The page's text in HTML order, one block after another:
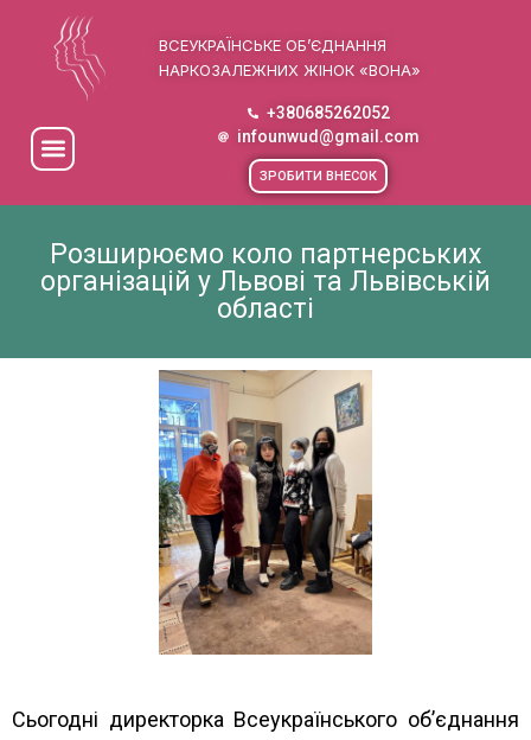
ВСЕУКРАЇНСЬКЕ ОБ’ЄДНАННЯ
НАРКОЗАЛЕЖНИХ ЖІНОК «ВОНА»
+380685262052
infounwud@gmail.com
ЗРОБИТИ ВНЕСОК
Розширюємо коло партнерських
організацій у Львові та Львівській
області
Сьогодні директорка Всеукраїнського об’єднання